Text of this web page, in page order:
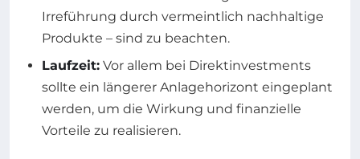
Irreführung durch vermeintlich nachhaltige
Produkte – sind zu beachten.
Laufzeit: Vor allem bei Direktinvestments
sollte ein längerer Anlagehorizont eingeplant
werden, um die Wirkung und finanzielle
Vorteile zu realisieren.